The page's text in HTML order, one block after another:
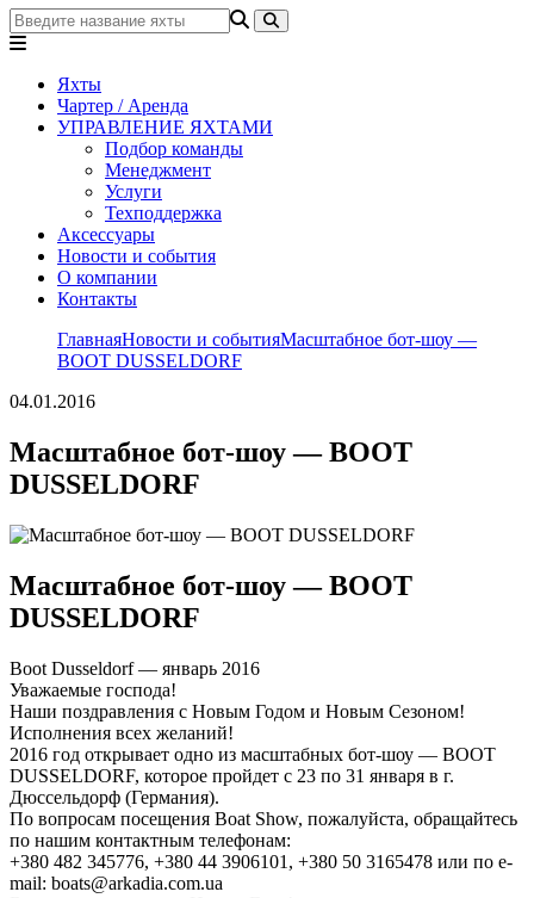
Яхты
Чартер / Аренда
УПРАВЛЕНИЕ ЯХТАМИ
Подбор команды
Менеджмент
Услуги
Техподдержка
Аксессуары
Новости и события
О компании
Контакты
ГлавнаяНовости и событияМасштабное бот-шоу —
BOOT DUSSELDORF
04.01.2016
Масштабное бот-шоу — BOOT
DUSSELDORF
Масштабное бот-шоу — BOOT
DUSSELDORF
Boot Dusseldorf — январь 2016
Уважаемые господа!
Наши поздравления с Новым Годом и Новым Сезоном!
Исполнения всех желаний!
2016 год открывает одно из масштабных бот-шоу — BOOT
DUSSELDORF, которое пройдет с 23 по 31 января в г.
Дюссельдорф (Германия).
По вопросам посещения Boat Show, пожалуйста, обращайтесь
по нашим контактным телефонам:
+380 482 345776, +380 44 3906101, +380 50 3165478 или по e-
mail: boats@arkadia.com.ua